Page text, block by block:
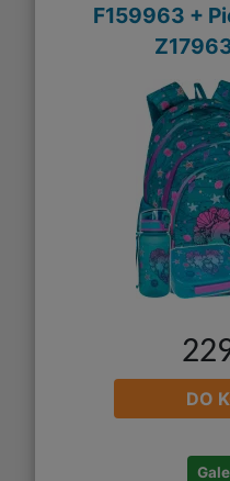
F159963 +
DO